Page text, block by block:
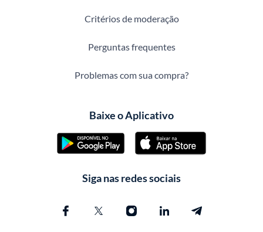
Critérios de moderação
Perguntas frequentes
Problemas com sua compra?
Baixe o Aplicativo
Siga nas redes sociais